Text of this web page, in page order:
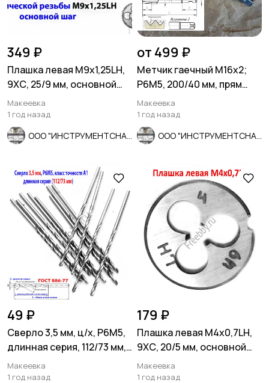
349 ₽
Плашка левая М9х1,25LH,
9ХС, 25/9 мм, основной
шаг, ГОСТ 9740-71.
Макеевка
1 год назад
от 499 ₽
Метчик гаечный М16х2;
Р6М5, 200/40 мм, прям
хвост, основн шаг, СССР.
Макеевка
1 год назад
49 ₽
Сверло 3,5 мм, ц/х, Р6М5,
длинная серия, 112/73 мм,
А1, СССР.
Макеевка
1 год назад
179 ₽
Плашка левая М4х0,7LH,
9ХС, 20/5 мм, основной
шаг, ГОСТ 9740-71.
Макеевка
1 год назад